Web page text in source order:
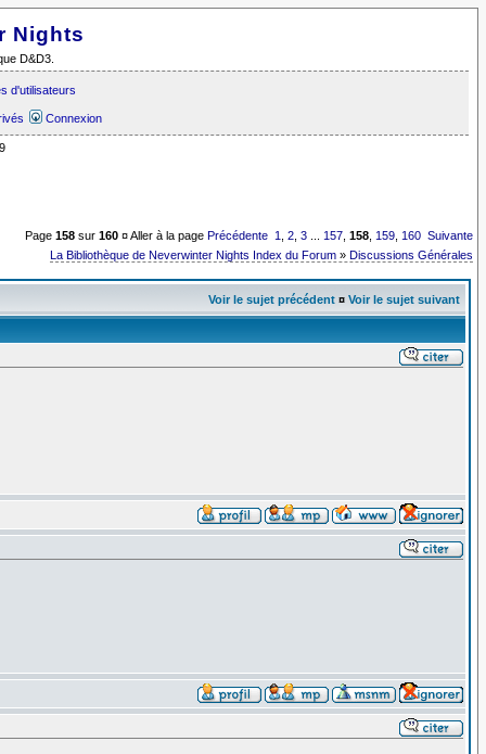
Nights
D&D3.
d'utilisateurs
Connexion
Page158 sur160 ¤ Aller à la page Précédente 1 ,2 ,3 157 ,158 159 160 Suivante
La Bibliothèque de Neverwinter Nights Index du Forum »Discussions Générales
Voir le sujet précédent¤ Voir le sujet suivant